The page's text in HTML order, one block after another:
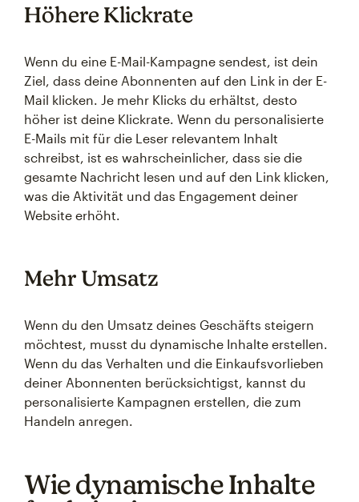
Höhere Klickrate
Wenn du eine E-Mail-Kampagne sendest, ist dein
Ziel, dass deine Abonnenten auf den Link in der E-
Mail klicken. Je mehr Klicks du erhältst, desto
höher ist deine Klickrate. Wenn du personalisierte
E-Mails mit für die Leser relevantem Inhalt
schreibst, ist es wahrscheinlicher, dass sie die
gesamte Nachricht lesen und auf den Link klicken,
was die Aktivität und das Engagement deiner
Website erhöht.
Mehr Umsatz
Wenn du den Umsatz deines Geschäfts steigern
möchtest, musst du dynamische Inhalte erstellen.
Wenn du das Verhalten und die Einkaufsvorlieben
deiner Abonnenten berücksichtigst, kannst du
personalisierte Kampagnen erstellen, die zum
Handeln anregen.
Wie dynamische Inhalte